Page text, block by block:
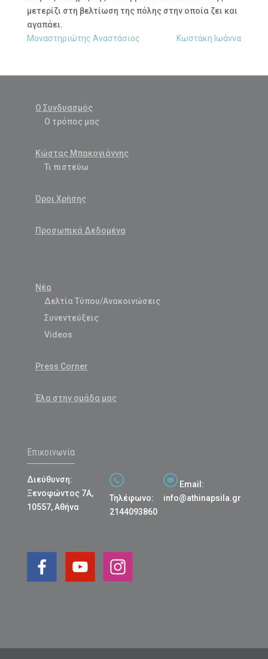
μετερίζι στη βελτίωση της πόλης στην οποία ζει και
αγαπάει.
Μοναστηριώτης Αναστάσιος
Κωστάκη Ιωάννα
Ο Συνδυασμός
Ο τρόπος μας
Κώστας Μπακογιάννης
Τι πιστεύω
Όροι Χρήσης
Προσωπικά Δεδομένα
Νέα
Δελτία Τύπου/Ανακοινώσεις
Συνεντεύξεις
Videos
Press Corner
Έλα στην ομάδα μας
Επικοινωνία
Διεύθυνση:
Ξενοφώντος 7Α,
10557, Αθήνα
Τηλέφωνο:
2144093860
Email:
info@athinapsila.gr